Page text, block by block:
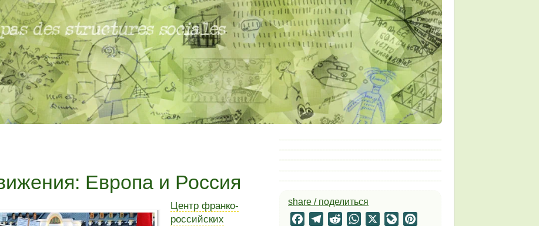
Европа и Россия
Центр франко-
российских
share / поделиться
FacebookTelegramRedditWhatsApp LiveJournal